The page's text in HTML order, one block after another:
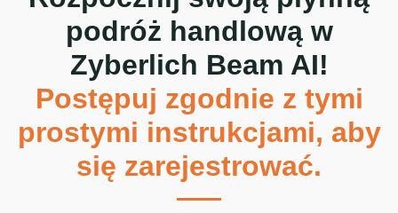
podróż handlową w
Zyberlich Beam AI!
Postępuj zgodnie z tymi
prostymi instrukcjami, aby
się zarejestrować.